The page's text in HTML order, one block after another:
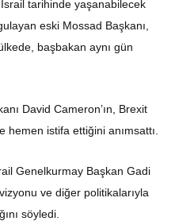
İsrail tarihinde yaşanabilecek
eski Mossad Başkanı,
başbakan aynı gün
David Cameron’ın, Brexit
istifa ettiğini anımsattı.
Genelkurmay Başkan Gadi
ve diğer politikalarıyla
söyledi.